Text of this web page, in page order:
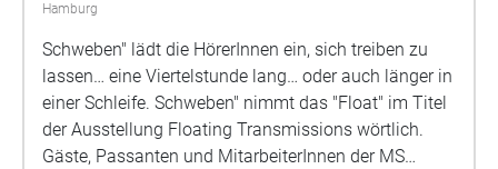
Hamburg
Schweben" lädt die HörerInnen ein, sich treiben zu
lassen… eine Viertelstunde lang… oder auch länger in
einer Schleife. Schweben" nimmt das "Float" im Titel
der Ausstellung Floating Transmissions wörtlich.
Gäste, Passanten und MitarbeiterInnen der MS